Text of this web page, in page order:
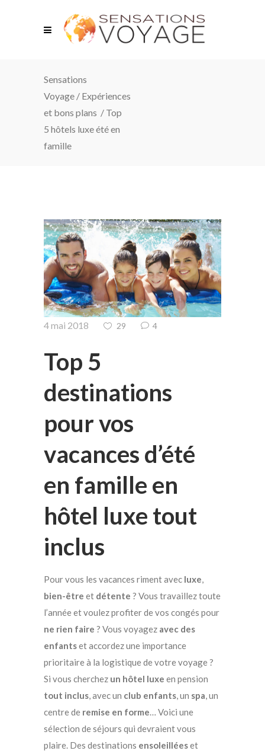
Sensations
Voyage / Expériences
et bons plans / Top
5 hôtels luxe été en
famille
4 mai 2018 29 4
Top 5
destinations
pour vos
vacances d’été
en famille en
hôtel luxe tout
inclus
Pour vous les vacances riment avec luxe,
bien-être et détente ? Vous travaillez toute
l’année et voulez profiter de vos congés pour
ne rien faire ? Vous voyagez avec des
enfantset accordez une importance
prioritaire à la logistique de votre voyage ?
Si vous cherchez un hôtel luxe en pension
tout inclus, avec un club enfants, un spa, un
centre de remise en forme… Voici une
sélection de séjours qui devraient vous
plaire. Des destinations ensoleilléeset